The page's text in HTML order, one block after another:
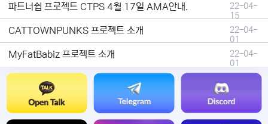
파트너쉽 프로젝트 CTPS 4월 17일 AMA안내.
22-04-
15
CATTOWNPUNKS 프로젝트 소개
22-04-
01
MyFatBabiz 프로젝트 소개
22-04-
01